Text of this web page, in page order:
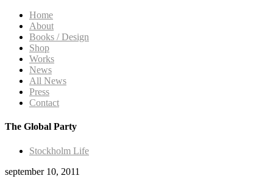
Home
About
Books / Design
Shop
Works
News
All News
Press
Contact
The Global Party
Stockholm Life
september 10, 2011